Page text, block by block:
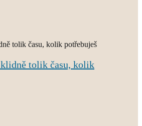
tolik času, kolik